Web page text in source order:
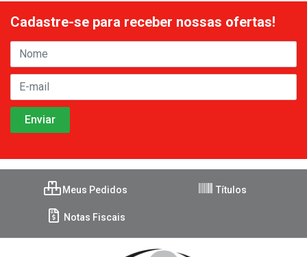
Cadastre-se para receber nossas ofertas!
Meus Pedidos Títulos
Notas Fiscais